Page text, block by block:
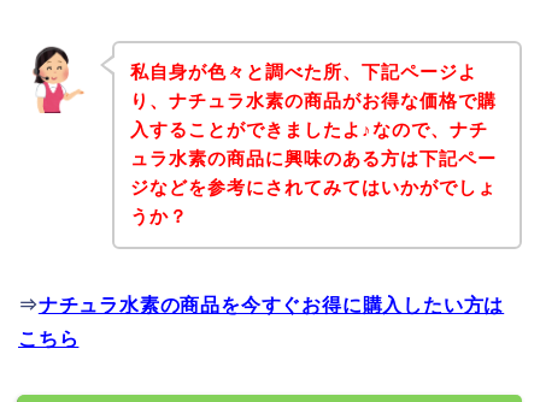
私自身が色々と調べた所、下記ページよ
り、ナチュラ水素の商品がお得な価格で購
入することができましたよ♪なので、ナチ
ュラ水素の商品に興味のある方は下記ペー
ジなどを参考にされてみてはいかがでしょ
うか？
⇒ナチュラ水素の商品を今すぐお得に購入したい方は
こちら